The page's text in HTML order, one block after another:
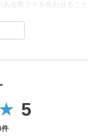
る黒フチを合わせること
風の抜け感を同時に叶え
ック マンスリー）は200
ンタクトレンズブラン
瞳を大きく魅せながら、
5
件